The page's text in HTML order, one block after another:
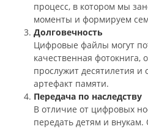
процесс, в котором мы
моменты и формируем
Долговечность
Цифровые файлы могут
качественная фотокнига,
прослужит десятилетия и
артефакт памяти.
Передача по наследству
В отличие от цифровых
передать детям и внукам.